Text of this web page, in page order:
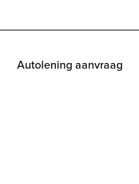
Autolening aanvraag